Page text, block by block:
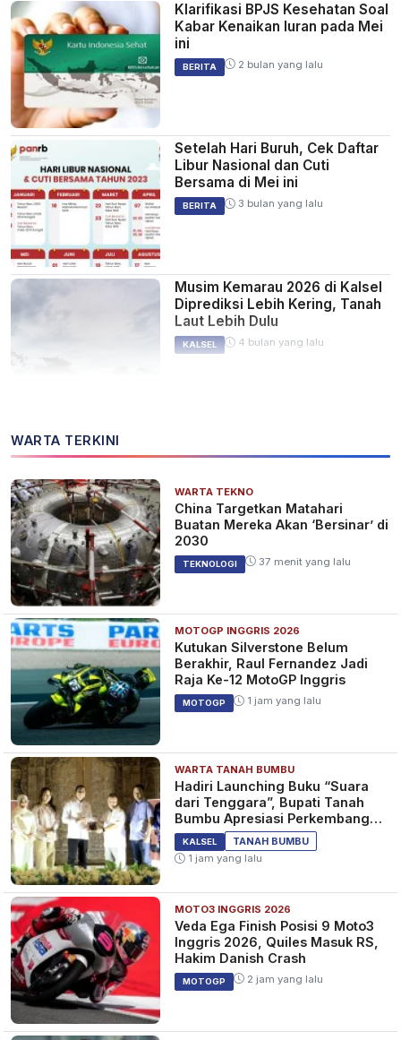
Klarifikasi BPJS Kesehatan Soal
Kabar Kenaikan Iuran pada Mei
ini
BERITA 2 bulan yang lalu
Setelah Hari Buruh, Cek Daftar
Libur Nasional dan Cuti
Bersama di Mei ini
BERITA 3 bulan yang lalu
Musim Kemarau 2026 di Kalsel
Diprediksi Lebih Kering, Tanah
Laut Lebih Dulu
KALSEL 4 bulan yang lalu
Mei, Cek Wilayah Terdampak
Diskon Besar-Besaran di
Rp 4,7 Juta
POPDA Kalsel Digelar Akhir Mei
Pendaftaran Bacaleg DPR DPD
Hingga DPRD Dibuka 1 Mei 2023
Halal Bihalal Instansi
WARTA TERKINI
WARTA TEKNO
China Targetkan Matahari
Buatan Mereka Akan ‘Bersinar’ di
2030
TEKNOLOGI 37 menit yang lalu
MOTOGP INGGRIS 2026
Kutukan Silverstone Belum
Berakhir, Raul Fernandez Jadi
Raja Ke-12 MotoGP Inggris
MOTOGP 1 jam yang lalu
WARTA TANAH BUMBU
Hadiri Launching Buku “Suara
dari Tenggara”, Bupati Tanah
Bumbu Apresiasi Perkembangan
Literasi di Bumi Bersujud
KALSEL
TANAH BUMBU
1 jam yang lalu
MOTO3 INGGRIS 2026
Veda Ega Finish Posisi 9 Moto3
Inggris 2026, Quiles Masuk RS,
Hakim Danish Crash
MOTOGP 2 jam yang lalu